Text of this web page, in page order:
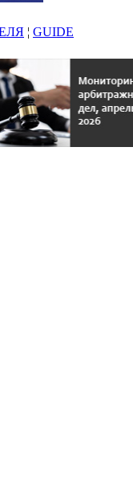
¦ GUIDE